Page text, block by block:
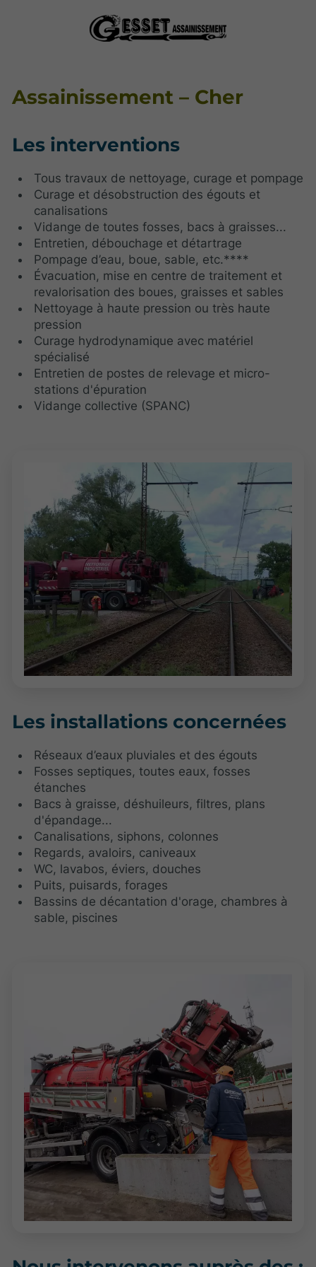
Assainissement – Cher
Les interventions
Tous travaux de nettoyage, curage et pompage
Curage et désobstruction des égouts et
canalisations
Vidange de toutes fosses, bacs à graisses...
Entretien, débouchage et détartrage
Pompage d’eau, boue, sable, etc.****
Évacuation, mise en centre de traitement et
revalorisation des boues, graisses et sables
Nettoyage à haute pression ou très haute
pression
Curage hydrodynamique avec matériel
spécialisé
Entretien de postes de relevage et micro-
stations d'épuration
Vidange collective (SPANC)
Les installations concernées
Réseaux d’eaux pluviales et des égouts
Fosses septiques, toutes eaux, fosses
étanches
Bacs à graisse, déshuileurs, filtres, plans
d'épandage...
Canalisations, siphons, colonnes
Regards, avaloirs, caniveaux
WC, lavabos, éviers, douches
Puits, puisards, forages
Bassins de décantation d'orage, chambres à
sable, piscines